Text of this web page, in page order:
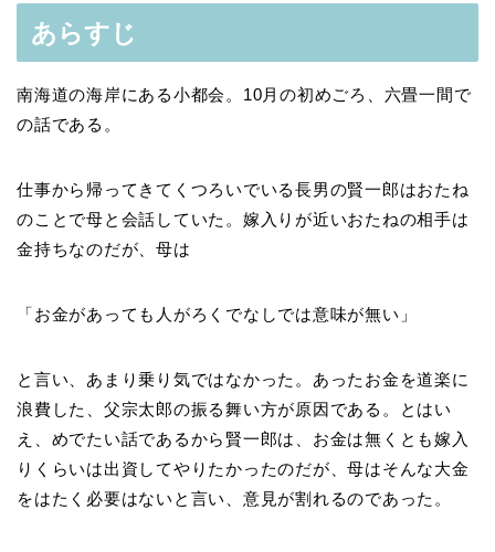
あらすじ
南海道の海岸にある小都会。10月の初めごろ、六畳一間で
の話である。
仕事から帰ってきてくつろいでいる長男の賢一郎はおたね
のことで母と会話していた。嫁入りが近いおたねの相手は
金持ちなのだが、母は
「お金があっても人がろくでなしでは意味が無い」
と言い、あまり乗り気ではなかった。あったお金を道楽に
浪費した、父宗太郎の振る舞い方が原因である。とはい
え、めでたい話であるから賢一郎は、お金は無くとも嫁入
りくらいは出資してやりたかったのだが、母はそんな大金
をはたく必要はないと言い、意見が割れるのであった。